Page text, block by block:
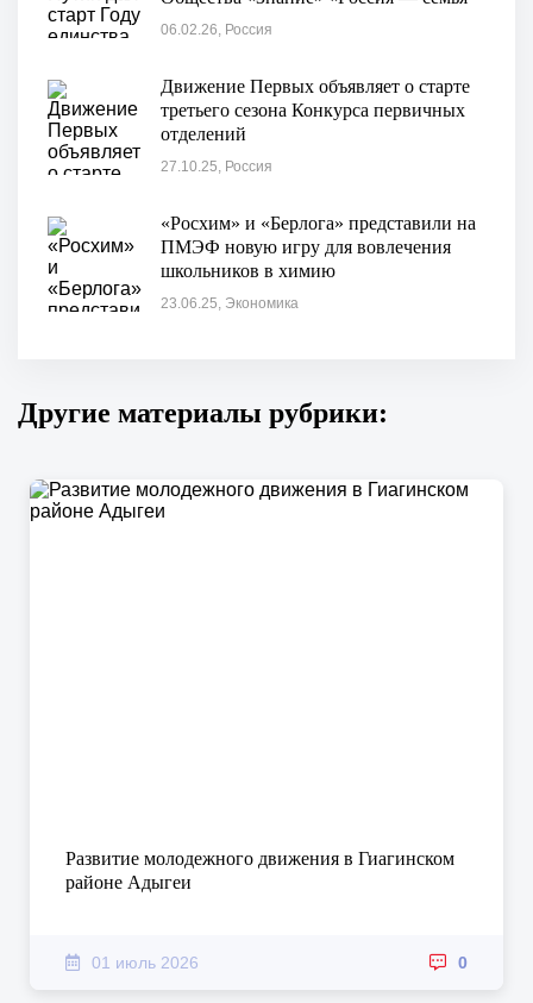
семей»
06.02.26, Россия
Движение Первых объявляет о старте
третьего сезона Конкурса первичных
отделений
27.10.25, Россия
«Росхим» и «Берлога» представили на
ПМЭФ новую игру для вовлечения
школьников в химию
23.06.25, Экономика
Другие материалы рубрики:
Развитие молодежного движения в Гиагинском
районе Адыгеи
01 июль 2026 0